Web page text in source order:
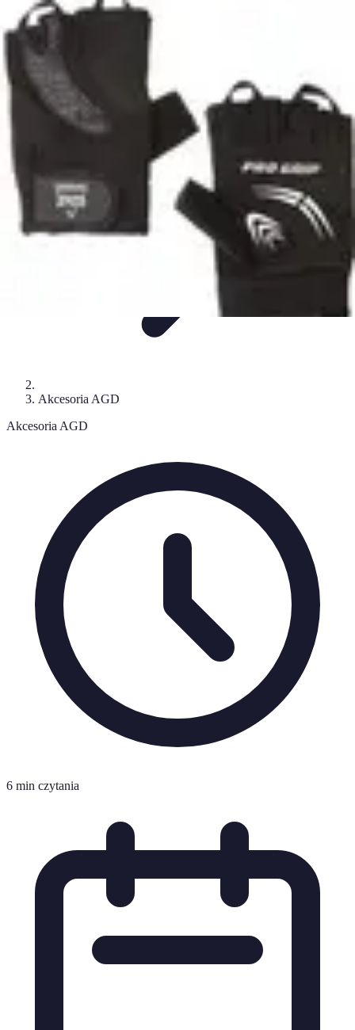
Sprzęt AGD Dom
Nowości AGD
Nowości i trendy
Sprzęt AGD Dom
Akcesoria AGD
Akcesoria AGD
6 min czytania